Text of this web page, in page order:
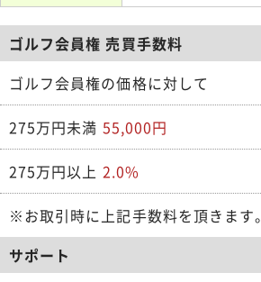
ゴルフ会員権 売買手数料
ゴルフ会員権の価格に対して
275万円未満 55,000円
275万円以上 2.0%
※お取引時に上記手数料を頂きます。
サポート